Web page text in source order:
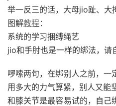
举一反三的话，大母jio趾、大
图解教程 ：
系统的学习捆缚绳艺
jio和手肘也是一样的绑法，请
啰嗦两句，在绑别人之前，一
用多大的力气算紧，别人又能
和膝关节是最容易试的，自己